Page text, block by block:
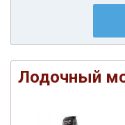
Лодочный